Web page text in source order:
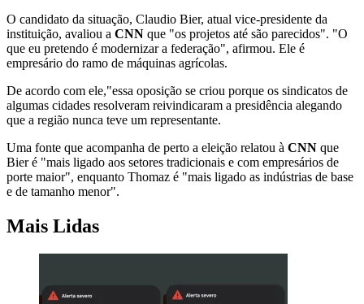
O candidato da situação, Claudio Bier, atual vice-presidente da
instituição, avaliou a CNN que "os projetos até são parecidos". "O
que eu pretendo é modernizar a federação", afirmou. Ele é
empresário do ramo de máquinas agrícolas.
De acordo com ele,"essa oposição se criou porque os sindicatos de
algumas cidades resolveram reivindicaram a presidência alegando
que a região nunca teve um representante.
Uma fonte que acompanha de perto a eleição relatou à CNN que
Bier é "mais ligado aos setores tradicionais e com empresários de
porte maior", enquanto Thomaz é "mais ligado as indústrias de base
e de tamanho menor".
Mais Lidas